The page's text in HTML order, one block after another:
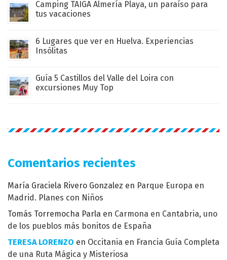
Camping TAIGA Almería Playa, un paraíso para
tus vacaciones
6 Lugares que ver en Huelva. Experiencias
Insólitas
Guía 5 Castillos del Valle del Loira con
excursiones Muy Top
Comentarios recientes
María Graciela Rivero Gonzalez en Parque Europa en
Madrid. Planes con Niños
Tomás Torremocha Parla en Carmona en Cantabria, uno
de los pueblos más bonitos de España
TERESA LORENZO en Occitania en Francia Guía Completa
de una Ruta Mágica y Misteriosa